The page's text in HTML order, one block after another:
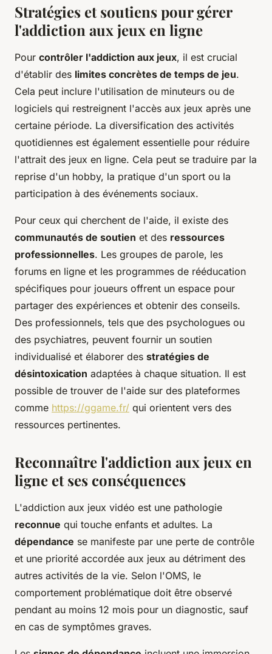
Stratégies et soutiens pour gérer
l'addiction aux jeux en ligne
Pour contrôler l'addiction aux jeux, il est crucial
d'établir des limites concrètes de temps de jeu.
Cela peut inclure l'utilisation de minuteurs ou de
logiciels qui restreignent l'accès aux jeux après une
certaine période. La diversification des activités
quotidiennes est également essentielle pour réduire
l'attrait des jeux en ligne. Cela peut se traduire par la
reprise d'un hobby, la pratique d'un sport ou la
participation à des événements sociaux.
Pour ceux qui cherchent de l'aide, il existe des
communautés de soutien et des ressources
professionnelles. Les groupes de parole, les
forums en ligne et les programmes de rééducation
spécifiques pour joueurs offrent un espace pour
partager des expériences et obtenir des conseils.
Des professionnels, tels que des psychologues ou
des psychiatres, peuvent fournir un soutien
individualisé et élaborer des stratégies de
désintoxication adaptées à chaque situation. Il est
possible de trouver de l'aide sur des plateformes
comme https://ggame.fr/ qui orientent vers des
ressources pertinentes.
Reconnaître l'addiction aux jeux en
ligne et ses conséquences
L'addiction aux jeux vidéo est une pathologie
reconnue qui touche enfants et adultes. La
dépendance se manifeste par une perte de contrôle
et une priorité accordée aux jeux au détriment des
autres activités de la vie. Selon l'OMS, le
comportement problématique doit être observé
pendant au moins 12 mois pour un diagnostic, sauf
en cas de symptômes graves.